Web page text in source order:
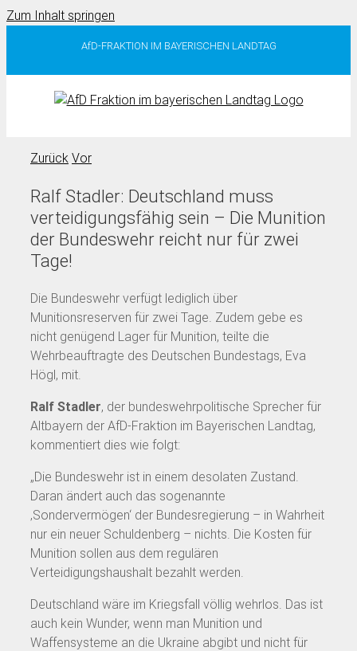
Zum Inhalt springen
AfD-FRAKTION IM BAYERISCHEN LANDTAG
Zurück Vor
Ralf Stadler: Deutschland muss
verteidigungsfähig sein – Die Munition
der Bundeswehr reicht nur für zwei
Tage!
Die Bundeswehr verfügt lediglich über
Munitionsreserven für zwei Tage. Zudem gebe es
nicht genügend Lager für Munition, teilte die
Wehrbeauftragte des Deutschen Bundestags, Eva
Högl, mit.
Ralf Stadler, der bundeswehrpolitische Sprecher für
Altbayern der AfD-Fraktion im Bayerischen Landtag,
kommentiert dies wie folgt:
„Die Bundeswehr ist in einem desolaten Zustand.
Daran ändert auch das sogenannte
‚Sondervermögen‘ der Bundesregierung – in Wahrheit
nur ein neuer Schuldenberg – nichts. Die Kosten für
Munition sollen aus dem regulären
Verteidigungshaushalt bezahlt werden.
Deutschland wäre im Kriegsfall völlig wehrlos. Das ist
auch kein Wunder, wenn man Munition und
Waffensysteme an die Ukraine abgibt und nicht für